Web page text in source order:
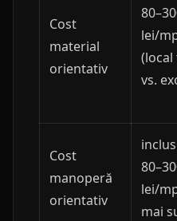
Cost
material
orientativ
lei/
vs.
Cost
manoperă
orientativ
lei/
mai